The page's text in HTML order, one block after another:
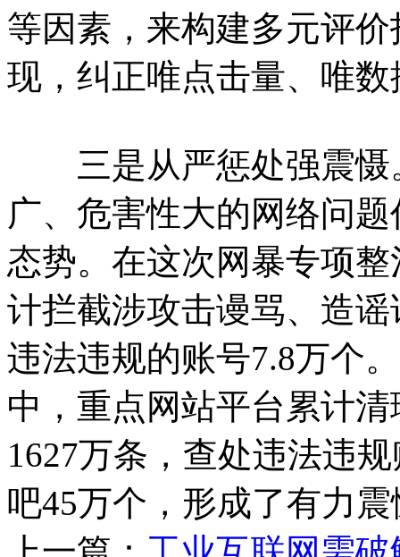
等因素，来构建多元评
现，纠正唯点击量、唯
三是从严惩处强震慑
广、危害性大的网络问
态势。在这次网暴专项
计拦截涉攻击谩骂、造
违法违规的账号7.8万个
中，重点网站平台累计
1627万条，查处违法违
吧45万个，形成了有力